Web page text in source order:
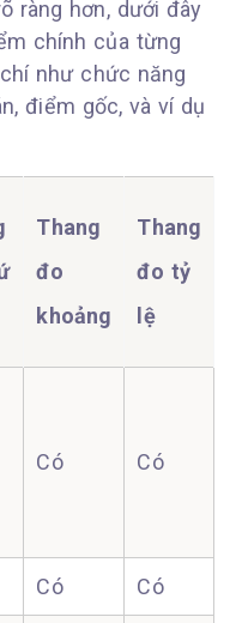
ràng hơn, dưới đây
chính của từng
như chức năng
điểm gốc, và ví dụ
Thang
đo
khoảng
Thang
đo tỷ
lệ
Có Có
Có Có